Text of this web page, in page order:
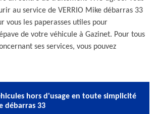
au service de VERRIO Mike débarras 33
vous les paperasses utiles pour
de votre véhicule à Gazinet. Pour tous
ses services, vous pouvez
hors d'usage en toute simplicité
débarras 33